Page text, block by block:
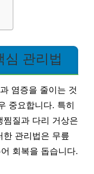
심 관리법
염증을 줄이는 것
중요합니다. 특히
찜질과 다리 거상은
한 관리법은 무릎
회복을 돕습니다.